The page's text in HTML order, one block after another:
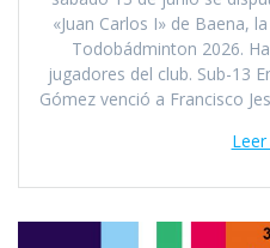
«Juan Carlos I» de Baena,
Todobádminton 2026.
jugadores del club. Sub-13
Gómez venció a Francisco